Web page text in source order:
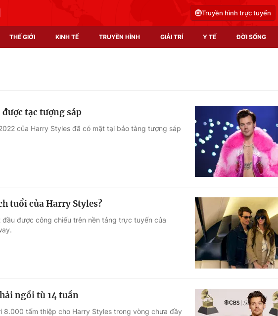
Truyền hình trực tuyến
THẾ GIỚI KINH TẾ TRUYỀN HÌNH GIẢI TRÍ Y TẾ ĐỜI SỐNG
Video
Shorts video
Podcast
EMagazine
Photo
Infographic
Góc ảnh
Học trực tuyến
Công nghệ
Hitech Công
Sản phẩm
tạc tượng sáp
của Harry Styles đã có mặt tại bảo tàng tượng sáp
tuổi của Harry Styles?
được công chiếu trên nền tảng trực tuyến của
ngồi tù 14 tuần
tấm thiệp cho Harry Styles trong vòng chưa đầy